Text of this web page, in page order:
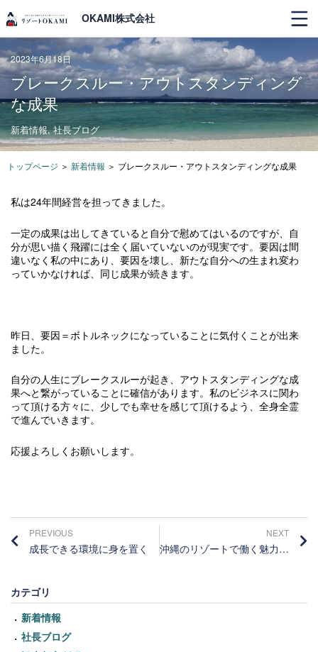
OKAMI株式会社
2023年6月18日
ブレークスルー・アウトスタンディング
な成果
新着情報,社長ブログ
トップページ ＞ 新着情報 ＞ ブレークスルー・アウトスタンディングな成果
私は24年間経営を担ってきました。
一定の成果は出してきていると自分で慰めてはいるのですが、自
分が思い描く飛躍には全く届いていないのが現実です。要因は間
違いなく私の中にあり、要因を壊し、新たな自分への生まれ変わ
っていかなければ、同じ成果が続きます。
昨日、要因＝ボトルネックになっていることに気付くことが出来
ました。
自分の人生にブレークスルーが起き、アウトスタンディングな成
果へと繋がっていることに確信があります。私のビジネスに関わ
って頂ける方々に、少しでも幸せを感じて頂けるよう、全身全霊
で進んでいきます。
応援よろしくお願いします。
PREVIOUS
成長できる環境に身を置く
NEXT
沖縄のリゾートで働く魅力とは？
カテゴリ
新着情報
社長ブログ